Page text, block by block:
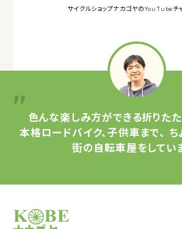
サイクルショップナカゴヤのYouTubeチ
色んな楽しみ方ができる折りた
本格ロードバイク、子供車まで、 ち
街の自転車屋をしていま
サイクルショップナカゴヤ